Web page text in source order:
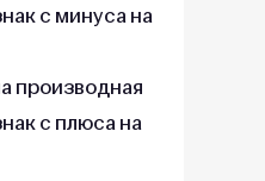
с минуса на
производная
с плюса на